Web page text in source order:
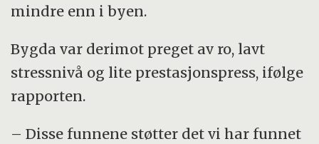
mindre enn i byen.
Bygda var derimot preget av ro, lavt
stressnivå og lite prestasjonspress, ifølge
rapporten.
– Disse funnene støtter det vi har funnet